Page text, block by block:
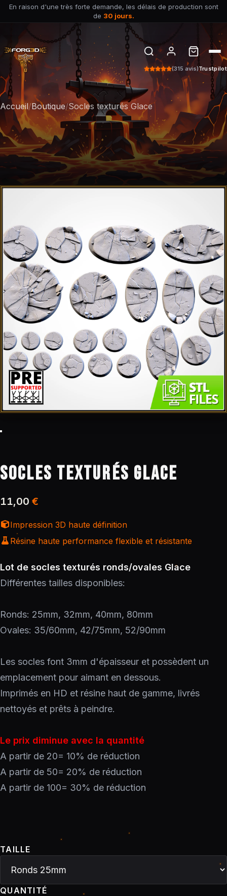
En raison d'une très forte demande, les délais de production sont
de 30 jours.
(315 avis)Trustpilot
Accueil/Boutique/Socles texturés Glace
SOCLES TEXTURÉS GLACE
11,00 €
Impression 3D haute définition
Résine haute performance flexible et résistante
Lot de socles texturés ronds/ovales Glace
Différentes tailles disponibles:
Ronds: 25mm, 32mm, 40mm, 80mm
Ovales: 35/60mm, 42/75mm, 52/90mm
Les socles font 3mm d'épaisseur et possèdent un
emplacement pour aimant en dessous.
Imprimés en HD et résine haut de gamme, livrés
nettoyés et prêts à peindre.
Le prix diminue avec la quantité
A partir de 20= 10% de réduction
A partir de 50= 20% de réduction
A partir de 100= 30% de réduction
TAILLE
QUANTITÉ